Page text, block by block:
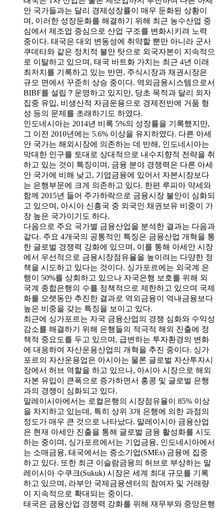
안 국가들과는 달리 경제성장률이 매우 둔화된 상황이
며, 이러한 성장둔화를 해결하기 위해 최근 농수산업 중
심에서 제조업 중심으로 산업 구조를 변화시키려 노력
중이다. 태국은 대외 변동성에 취약할 뿐만 아니라 군사
쿠데타와 같은 정치적 불안 탓으로 외국자본이 지속적으
로 이탈하고 있으며, 태국 바트화 가치는 최근 4년 이래
최저치를 기록하고 있는 반면, 주식시장과 채권시장은
규모 면에서 꾸준히 상승 중이다. 역외금융시스템으로서
BIBF를 설립？운영하고 있지만, 당초 목적과 달리 외자
집중 유입, 비생산적 자금운용으로 경제전반에 거품 형
성 등의 문제를 초래하기도 하였다.
인도네시아는 2014년 비록 5%의 성장률을 기록했지만,
그 이전 2010년에는 5.6% 이상을 유지하였다. 다른 아세
안 국가는 해외시장에 의존하는 데 반해, 인도네시아는
막대한 인구를 토대로 상대적으로 내수지향적 전략을 취
하고 있는 것이 특징이며, 금융 분야 경쟁력은 다른 아세
안 국가에 비해 낮고, 기업금융에 있어서 자본시장보다
는 은행부문에 크게 의존하고 있다. 한편 루피아 약세와
함께 2015년 들어 주가하락으로 금융시장 불안이 심화되
고 있으며, 아시아 신흥국 중 외국인 채권보유 비중이 가
장 높은 국가이기도 하다.
다음으로 주요 국가별 금융산업을 분석한 결과는 다음과
같다. 주요 4개국의 공통적인 특징은 금융산업 개혁을 통
한 글로벌 경쟁력 강화에 있으며, 이를 통해 아세안 시장
에서 우선적으로 금융시장점유율을 높이려는 다양한 정
책을 시도하고 있다는 것이다. 싱가포르에는 외국계 은
행이 50%를 상회하고 있으나 자국은행 보호를 위해 외
국계 종합은행의 수를 정책적으로 제한하고 있으며 국제
화를 오랫동안 추진한 결과로 역외금융이 역내금융보다
높은 비중을 갖는 특징을 보이고 있다.
최근에 싱가포르는 자국 금융산업의 경쟁 심화와 수익성
감소를 해결하기 위해 은행들의 적극적 해외 진출에 정
책적 중요도를 두고 있으며, 급변하는 투자환경의 변화
에 대응하여 자산운용산업의 개혁을 추진 중이다. 싱가
포르의 자산운용업은 아시아는 물론 글로벌 자산투자시
장에서 허브 역할을 하고 있으나, 아시아 시장으로 해외
자본 유입이 큰폭으로 증가하면서 홍콩 및 글로벌 은행
과의 경쟁이 심화되고 있다.
말레이시아에서는 로컬은행의 시장점유율이 85% 이상
을 차지하고 있는데, 특히 상위 3개 은행에 의한 과점의
정도가 매우 큰 것으로 나타났다. 말레이시아 금융산업
은 현재 아세안 진출을 통해 글로벌 금융 활성화를 시도
하는 중이며, 싱가포르에서는 기업금융, 인도네시아에서
는 소매금융, 태국에서는 중소기업(SMEs) 금융에 집중
하고 있다. 또한 최근 이슬람금융의 허브로 부상하는 말
레이시아 수쿠크(Sukuk) 시장은 세계 최대 규모를 기록
하고 있으며, 라부안 국제금융센터의 참여자 및 거래량
이 지속적으로 확대되는 중이다.
태국은 금융산업 경쟁력 강화를 위해 재무부와 중앙은행